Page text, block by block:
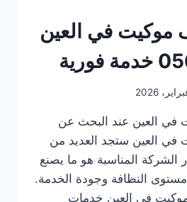
موكيت في العين
في العين عند البحث عن
العين ستجد العديد من
الشركة المناسبة هو ما يصنع
النظافة وجودة الخدمة.
في العين خدمات